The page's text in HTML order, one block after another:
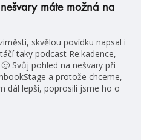
máte možná na
skvělou povídku napsal i
taky podcast Re:kadence,
Svůj pohled na nešvary při
a protože chceme,
dál lepší, poprosili jsme ho o